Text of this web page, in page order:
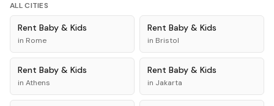
ALL CITIES
Rent Baby & Kids
in Rome
Rent Baby & Kids
in Bristol
Rent Baby & Kids
in Athens
Rent Baby & Kids
in Jakarta